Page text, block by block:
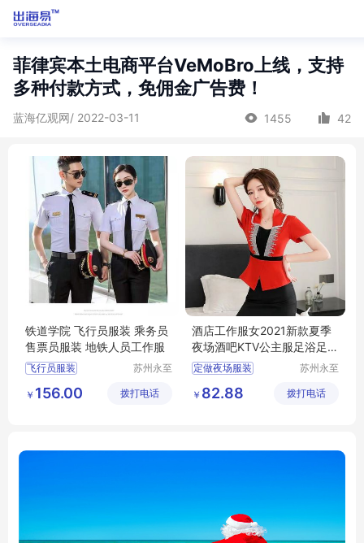
菲律宾本土电商平台VeMoBro上线，支持
多种付款方式，免佣金广告费！
蓝海亿观网/ 2022-03-11 1455 42
铁道学院 飞行员服装 乘务员
售票员服装 地铁人员工作服
飞行员服装
地铁人员工作服
苏州永至
限公司
￥ 156.00 拨打电话
酒店工作服女2021新款夏季
夜场酒吧KTV公主服足浴足疗
技师服套装
定做夜场服装
KTV服装 小姐服装
苏州永至
限公司
￥ 82.88 拨打电话